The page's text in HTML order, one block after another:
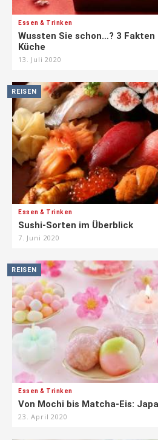
Essen & Trinken
Wussten Sie schon…? 3 Fakten
Küche
13. Juli 2020
REISEN
Essen & Trinken
Sushi-Sorten im Überblick
7. Juni 2020
REISEN
Essen & Trinken
Von Mochi bis Matcha-Eis:
23. April 2020